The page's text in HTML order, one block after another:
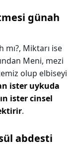
günah
mı?, Miktarı ise
Meni, mezi
olup elbiseyi
ister uykuda
ister cinsel
.
abdesti